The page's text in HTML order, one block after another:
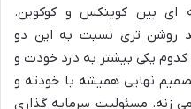
ای بین کوینکس و کوکوین.
روشن تری نسبت به این دو
کدوم یکی بیشتر به درد خودت و
نهایی همیشه با خودته و
زنه. مسئولیت سرمایه گذاری